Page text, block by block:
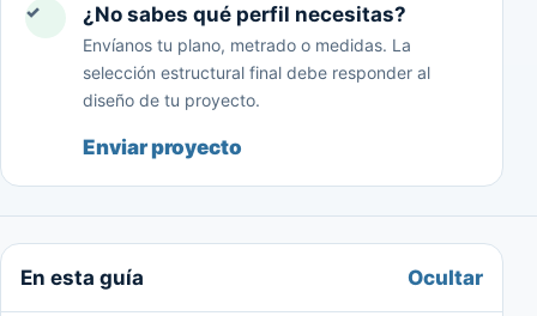
✓ ¿No sabes qué perfil necesitas?
Envíanos tu plano, metrado o medidas. La
selección estructural final debe responder al
diseño de tu proyecto.
Enviar proyecto
En esta guía Ocultar